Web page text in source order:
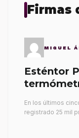
Firmas
MIGUEL
Esténtor
En los últimos
registrado 25 mil